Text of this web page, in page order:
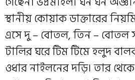
স্থানীয় কোয়াক ডাক্তারের
এসে দু – বোতল, তিন – বোতল
টালির ঘরে টিম টিমে হলুদ
ওধার নাইলনের দড়ি। তার